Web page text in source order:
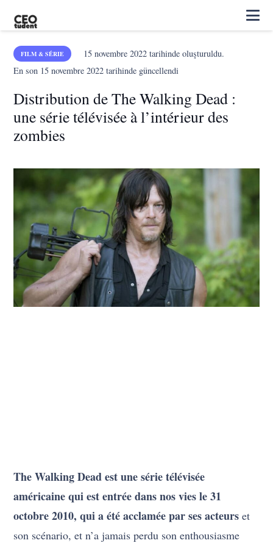
FILM & SÉRIE 15 novembre 2022tarihinde oluşturuldu.
En son 15 novembre 2022 tarihinde güncellendi
Distribution de The Walking Dead :
une série télévisée à l’intérieur des
zombies
The Walking Dead est une série télévisée
américaine qui est entrée dans nos vies le 31
octobre 2010, qui a été acclamée par ses acteurs et
son scénario, et n’a jamais perdu son enthousiasme